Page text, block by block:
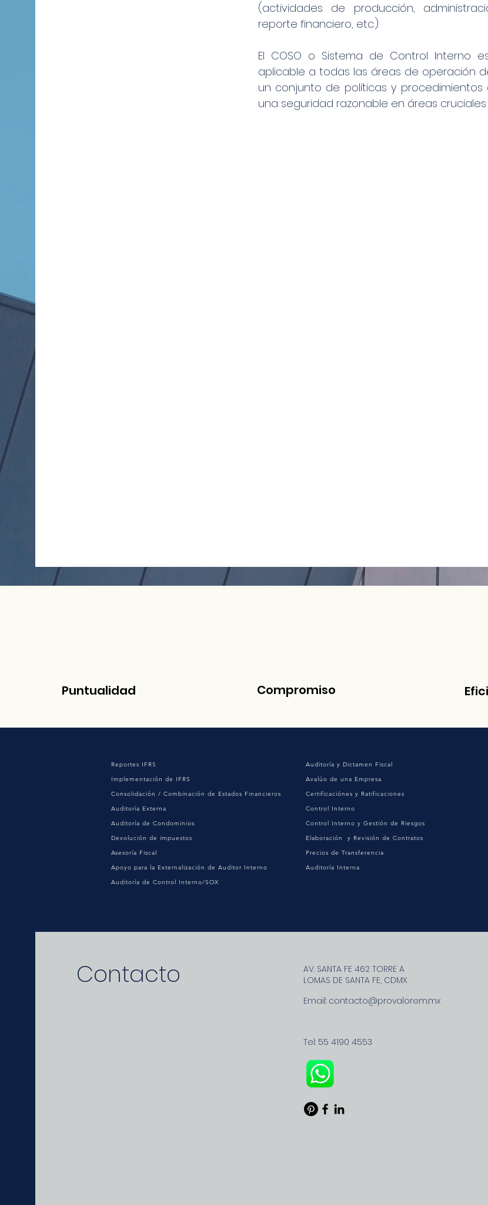
(actividades de producción,
reporte financiero, etc.).
El COSO o Sistema de Control Interno
aplicable a todas las áreas de operación
un conjunto de políticas y
una seguridad razonable en áreas
Puntualidad Compromiso
Reportes IFRS
Implementación de IFRS
Consolidación / Combinación de Estados Financieros
Auditoría Externa
Auditoría de Condominios
Devolución de impuestos
Asesoría Fiscal
Apoyo para la Externalización de Auditor Interno
Auditoría de Control Interno/SOX
Auditoría y Dictamen Fiscal
Avalúo de una Empresa
Certificaciónes y Ratificaciones
Control Interno
Control Interno y Gestión de Riesgos
Elaboración y Revisión de Contratos
Precios de Transferencia
Auditoría Interna
Contacto
AV. SANTA FE 462 TORRE A
LOMAS DE SANTA FE, CDMX
Email: contacto@provalorem.mx
Tel: 55 4190 4553